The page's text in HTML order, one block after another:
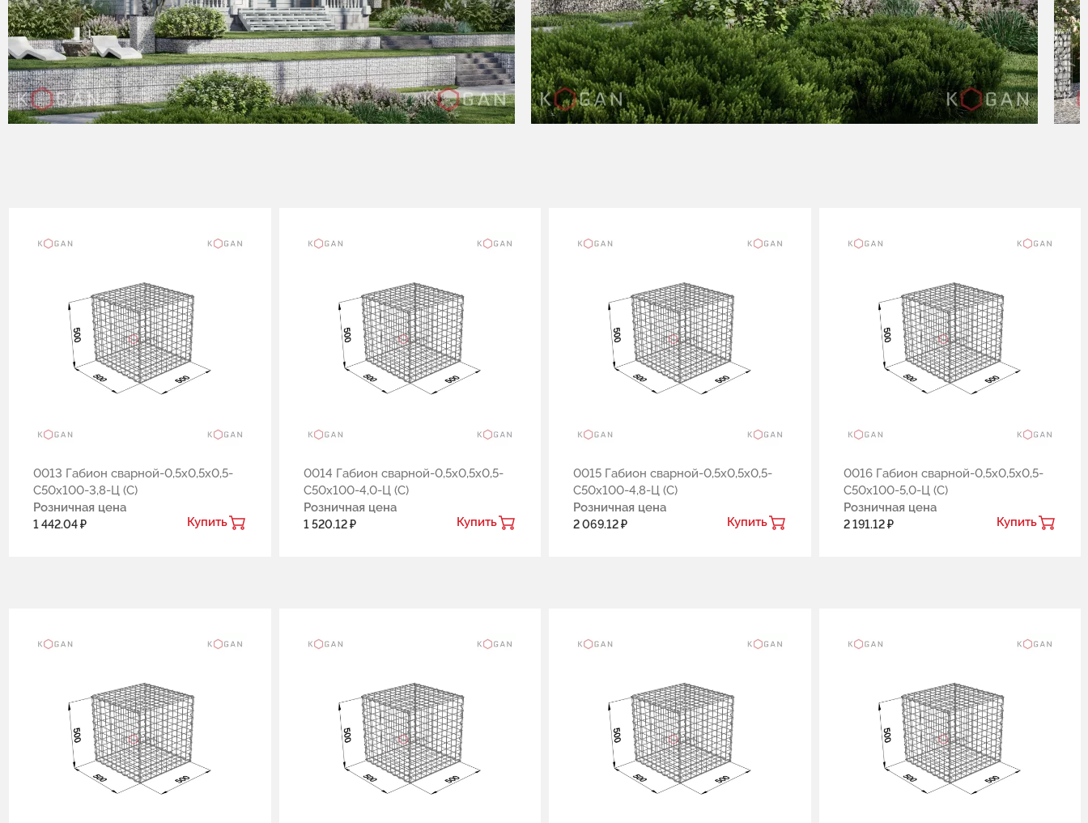
0013 Габион сварной-0,5х0,5х0,5-
С50х100-3,8-Ц (С)
Розничная цена
1 442.04 ₽ Купить
0014 Габион сварной-0,5х0,5х0,5-
С50х100-4,0-Ц (С)
Розничная цена
1 520.12 ₽ Купить
0015 Габион сварной-0,5х0,5х0,5-
С50х100-4,8-Ц (С)
Розничная цена
2 069.12 ₽ Купить
0016 Габион сварной-0,5х0,5х0,5-
С50х100-5,0-Ц (С)
Розничная цена
2 191.12 ₽ Купить